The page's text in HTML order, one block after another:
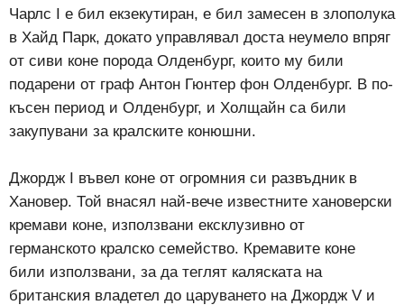
Чарлс І е бил екзекутиран, е бил замесен в злополука
в Хайд Парк, докато управлявал доста неумело впряг
от сиви коне порода Олденбург, които му били
подарени от граф Антон Гюнтер фон Олденбург. В по-
късен период и Олденбург, и Холщайн са били
закупувани за кралските конюшни.
Джордж І въвел коне от огромния си развъдник в
Хановер. Той внасял най-вече известните хановерски
кремави коне, използвани ексклузивно от
германското кралско семейство. Кремавите коне
били използвани, за да теглят каляската на
британския владетел до царуването на Джордж V и